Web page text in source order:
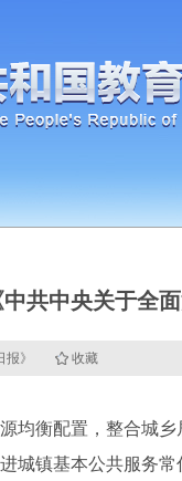
共中央关于全
》 收藏
衡配置，整合城乡
城镇基本公共服务